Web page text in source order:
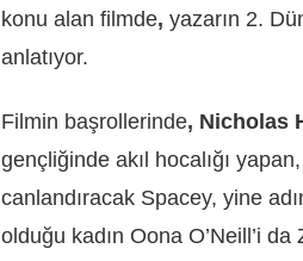
konu alan filmde, yazarın 2.
anlatıyor.
Filmin başrollerinde, Nicholas
gençliğinde akıl hocalığı
canlandıracak Spacey, yine
olduğu kadın Oona O’Neill’i